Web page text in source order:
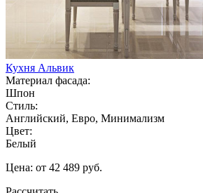
Кухня Альвик
Материал фасада:
Шпон
Стиль:
Английский, Евро, Минимализм
Цвет:
Белый
Цена: от 42 489 руб.